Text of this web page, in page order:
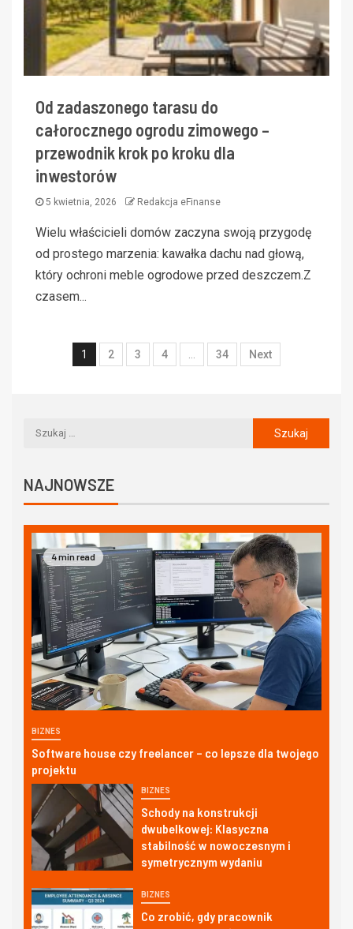
Od zadaszonego tarasu do
całorocznego ogrodu zimowego –
przewodnik krok po kroku dla
inwestorów
5 kwietnia, 2026 Redakcja eFinanse
Wielu właścicieli domów zaczyna swoją przygodę
od prostego marzenia: kawałka dachu nad głową,
który ochroni meble ogrodowe przed deszczem.Z
czasem...
1 2 3 4 34 Next
NAJNOWSZE
4 min read
BIZNES
Software house czy freelancer – co lepsze dla twojego
projektu
BIZNES
Schody na konstrukcji
dwubelkowej: Klasyczna
stabilność w nowoczesnym i
symetrycznym wydaniu
BIZNES
Co zrobić, gdy pracownik